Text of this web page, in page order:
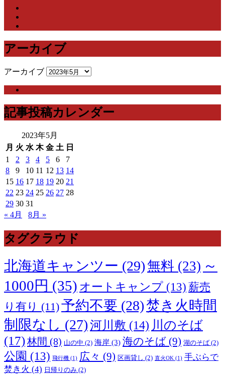
アーカイブ
アーカイブ
記事投稿カレンダー
2023年5月
月 火 水 木 金 土 日
1
2 3 4 5 6
7
8
9 10 11 12 13 14
15 16 17 18 19 20 21
22 23 24 25 26 27 28
29 30 31
« 4月
8月 »
タグクラウド
北海道キャンツー (29)無料 (23) ～
1000円 (35) オートキャンプ (13) 薪売
り有り (11)予約不要 (28)焚き火時間
制限なし (27)河川敷 (14) 川のそば
(17)林間 (8) 山の中 (2) 海岸 (3) 海のそば (9) 湖のそば (2)
公園 (13) 飛行機 (1) 広々 (9) 区画貸し (2) 直火OK (1) 手ぶらで
焚き火 (4) 日帰りのみ (2)